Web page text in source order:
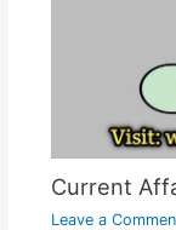
Current
Leave a